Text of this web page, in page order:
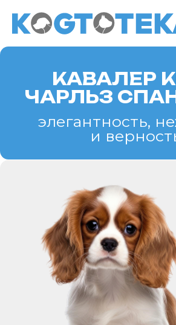
ЧАРЛЬЗ СПАНИЕЛЬ:
элегантность, нежность
и верность